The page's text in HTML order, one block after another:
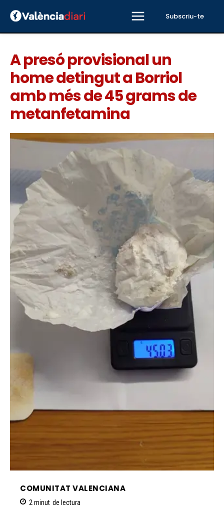
Subscriu-te
A presó provisional un
home detingut a Borriol
amb més de 45 grams de
metanfetamina
COMUNITAT VALENCIANA
2 minut de lectura